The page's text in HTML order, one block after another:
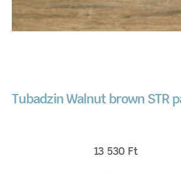
Tubadzin Walnut brown STR
13 530 Ft